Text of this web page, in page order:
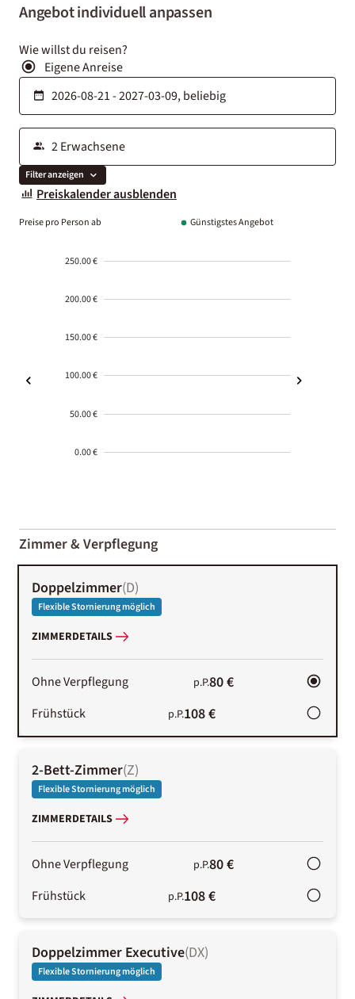
Angebot individuell anpassen
Wie willst du reisen?
Eigene Anreise
Filter anzeigen
Preiskalender ausblenden
Preise pro Person ab Günstigstes Angebot
250.00 €
200.00 €
150.00 €
100.00 €
50.00 €
0.00 €
01-02
Zimmer & Verpflegung
Doppelzimmer(D)
Flexible Stornierung möglich
ZIMMERDETAILS
Ohne Verpflegung p.P.80 €
Frühstück p.P.108 €
2-Bett-Zimmer(Z)
Flexible Stornierung möglich
ZIMMERDETAILS
Ohne Verpflegung p.P.80 €
Frühstück p.P.108 €
Doppelzimmer Executive(DX)
Flexible Stornierung möglich